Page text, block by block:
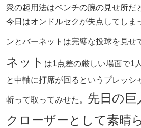
衆の起用法はベンチの腕の見せ所だ
今日はオンドルセクが失点してしま
ンとバーネットは完璧な投球を見せ
ネット は1点差の厳しい場面で1
と中軸に打席が回るというプレッシ
斬って取ってみせた。 先日の巨
クローザーとして素晴